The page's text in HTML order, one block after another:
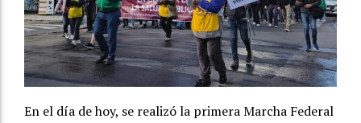
En el día de hoy, se realizó la primera Marcha Federal